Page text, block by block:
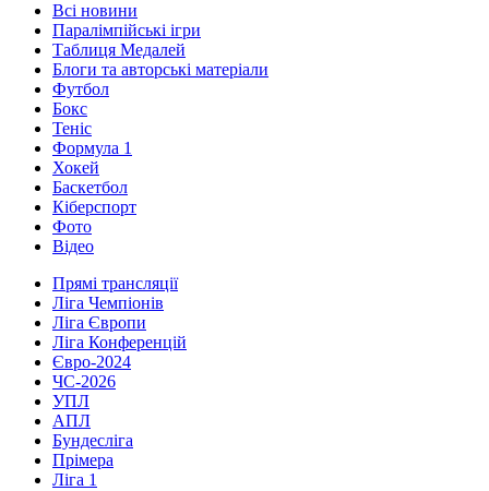
Всі новини
Паралімпійські ігри
Таблиця Медалей
Блоги та авторські матеріали
Футбол
Бокс
Теніс
Формула 1
Хокей
Баскетбол
Кіберспорт
Фото
Відео
Прямі трансляції
Ліга Чемпіонів
Ліга Європи
Ліга Конференцій
Євро-2024
ЧС-2026
УПЛ
АПЛ
Бундесліга
Прімера
Ліга 1